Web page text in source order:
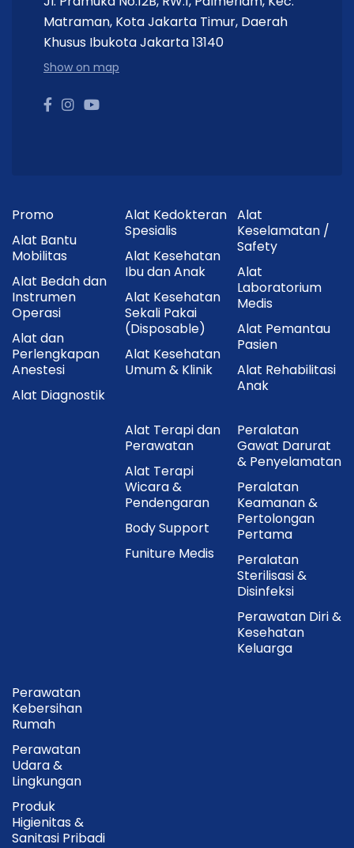
Matraman, Kota Jakarta Timur, Daerah
Khusus Ibukota Jakarta 13140
Show on map
Promo
Alat Bantu
Mobilitas
Alat Bedah dan
Instrumen
Operasi
Alat dan
Perlengkapan
Anestesi
Alat Diagnostik
Alat Kedokteran
Spesialis
Alat Kesehatan
Ibu dan Anak
Alat Kesehatan
Sekali Pakai
(Disposable)
Alat Kesehatan
Umum & Klinik
Alat
Keselamatan /
Safety
Alat
Laboratorium
Medis
Alat Pemantau
Pasien
Alat Rehabilitasi
Anak
Alat Terapi dan
Perawatan
Alat Terapi
Wicara &
Pendengaran
Body Support
Funiture Medis
Peralatan
Gawat Darurat
& Penyelamatan
Peralatan
Keamanan &
Pertolongan
Pertama
Peralatan
Sterilisasi &
Disinfeksi
Perawatan Diri &
Kesehatan
Keluarga
Perawatan
Kebersihan
Rumah
Perawatan
Udara &
Lingkungan
Produk
Higienitas &
Sanitasi Pribadi